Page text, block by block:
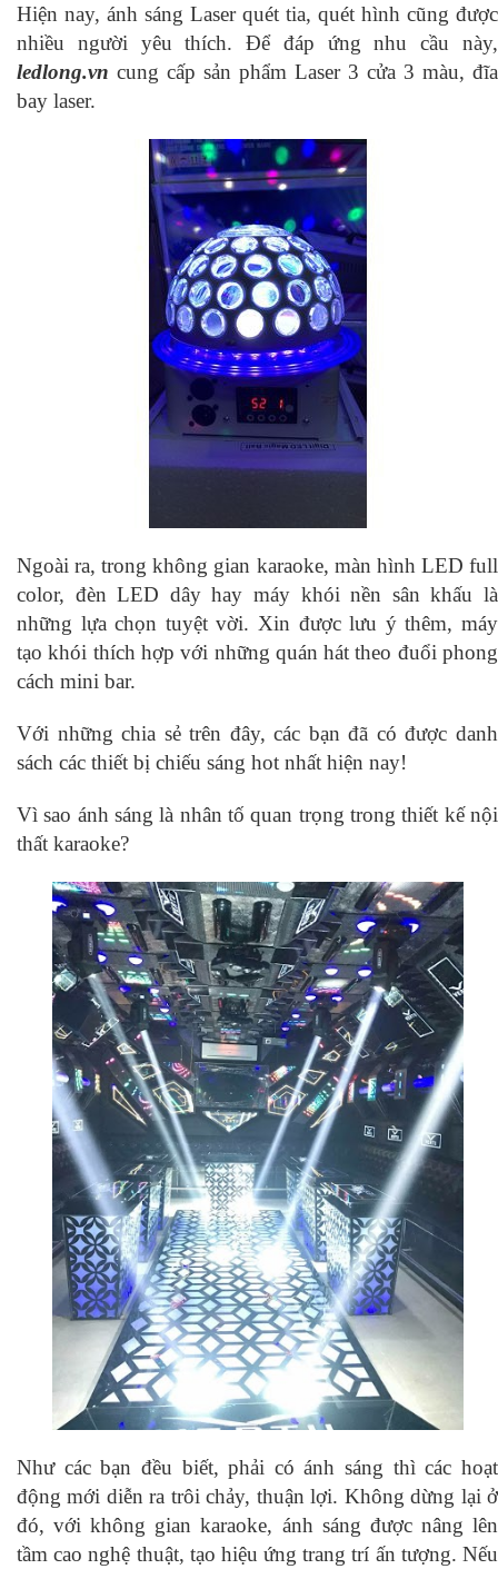
Hiện nay, ánh sáng Laser quét tia, quét hình cũng được
nhiều người yêu thích. Để đáp ứng nhu cầu này,
ledlong.vn cung cấp sản phẩm Laser 3 cửa 3 màu, đĩa
bay laser.
Ngoài ra, trong không gian karaoke, màn hình LED full
color, đèn LED dây hay máy khói nền sân khấu là
những lựa chọn tuyệt vời. Xin được lưu ý thêm, máy
tạo khói thích hợp với những quán hát theo đuổi phong
cách mini bar.
Với những chia sẻ trên đây, các bạn đã có được danh
sách các thiết bị chiếu sáng hot nhất hiện nay!
Vì sao ánh sáng là nhân tố quan trọng trong thiết kế nội
thất karaoke?
Như các bạn đều biết, phải có ánh sáng thì các hoạt
động mới diễn ra trôi chảy, thuận lợi. Không dừng lại ở
đó, với không gian karaoke, ánh sáng được nâng lên
tầm cao nghệ thuật, tạo hiệu ứng trang trí ấn tượng. Nếu